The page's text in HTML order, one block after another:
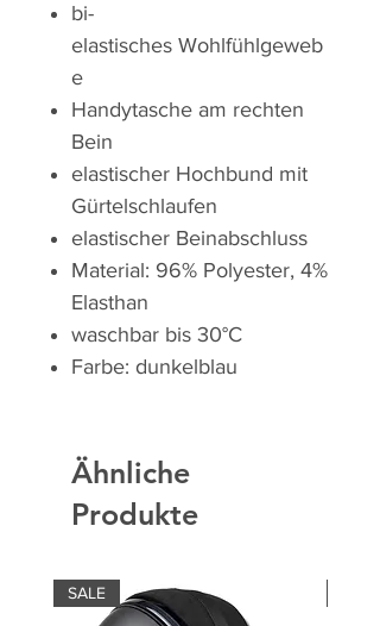
bi-
elastisches Wohlfühlgeweb
e
Handytasche am rechten
Bein
elastischer Hochbund mit
Gürtelschlaufen
elastischer Beinabschluss
Material: 96% Polyester, 4%
Elasthan
waschbar bis 30°C
Farbe: dunkelblau
Ähnliche
Produkte
SALE